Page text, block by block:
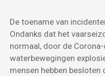
De toename van
Ondanks dat het
normaal, door de
waterbewegingen
mensen hebben besloten